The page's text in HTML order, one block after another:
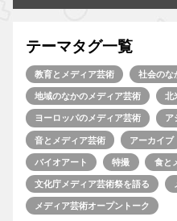
テーマタグ一覧
教育とメディア芸術 社会のな
地域のなかのメディア芸術 北
ヨーロッパのメディア芸術 ア
音とメディア芸術 アーカイブ
バイオアート 特撮 食と
文化庁メディア芸術祭を語る
メディア芸術オープントーク